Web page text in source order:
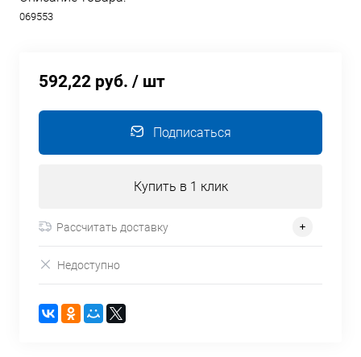
069553
592,22 руб. / шт
Подписаться
Купить в 1 клик
Рассчитать доставку
Недоступно